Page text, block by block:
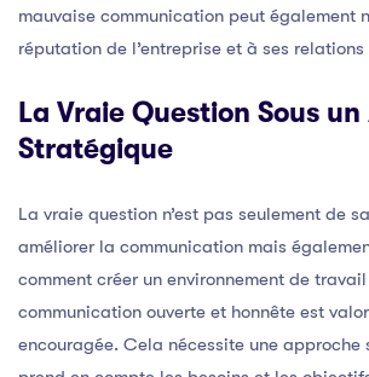
mauvaise communication peut également
réputation de l’entreprise et à ses
La Vraie Question Sous
Stratégique
La vraie question n’est pas seulement de
améliorer la communication mais
comment créer un environnement de
communication ouverte et honnête est
encouragée. Cela nécessite une approche